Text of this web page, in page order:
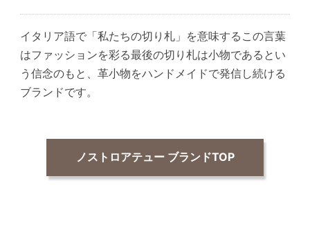
イタリア語で「私たちの切り札」を意味するこの言葉
はファッションを彩る最後の切り札は小物であるとい
う信念のもと、革小物をハンドメイドで発信し続ける
ブランドです。
ノストロアテュー ブランドTOP